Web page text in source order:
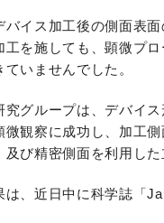
バイス加工後の側面表
工を施しても、顕微プ
いませんでした。
究グループは、デバイ
微観察に成功し、加工
及び精密側面を利用し
は、近日中に科学誌「